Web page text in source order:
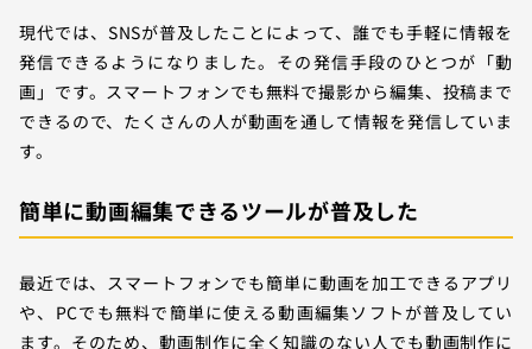
現代では、SNSが普及したことによって、誰でも手軽に情報を
発信できるようになりました。その発信手段のひとつが「動
画」です。スマートフォンでも無料で撮影から編集、投稿まで
できるので、たくさんの人が動画を通して情報を発信していま
す。
簡単に動画編集できるツールが普及した
最近では、スマートフォンでも簡単に動画を加工できるアプリ
や、PCでも無料で簡単に使える動画編集ソフトが普及してい
ます。そのため、動画制作に全く知識のない人でも動画制作に